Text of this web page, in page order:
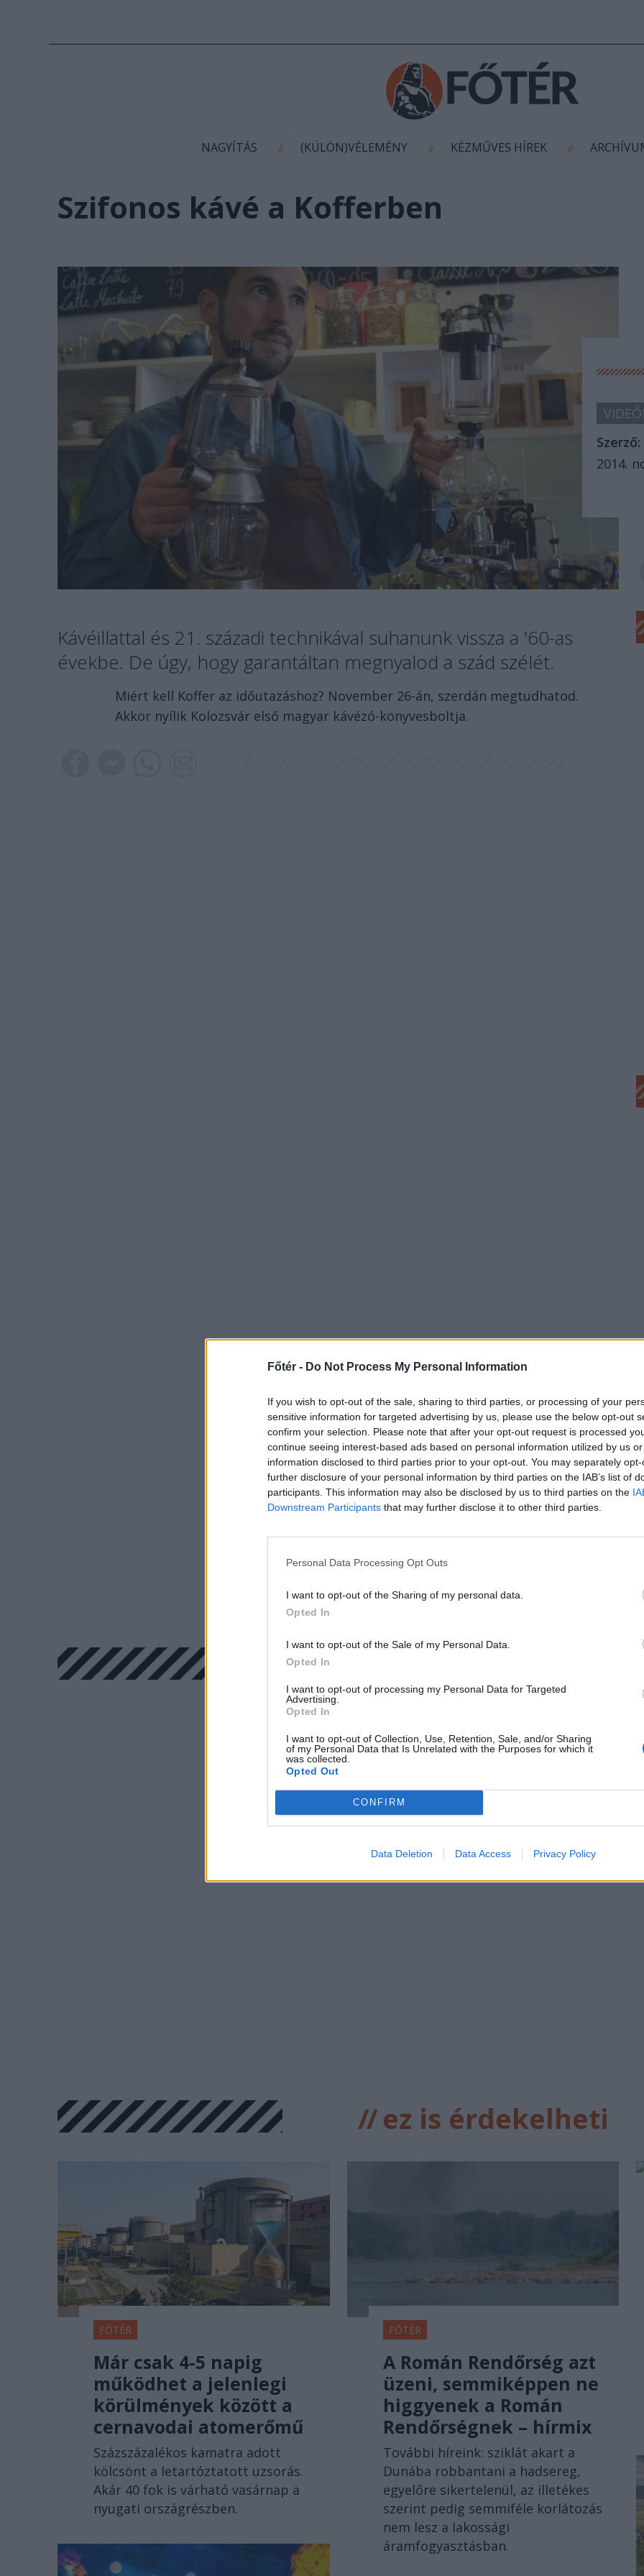
Főtér - Do Not Process My Personal Information
If you wish to opt-out of the sale, sharing to third parties, or processing of your
sensitive information for targeted advertising by us, please use the below opt-out
confirm your selection. Please note that after your opt-out request is processed
continue seeing interest-based ads based on personal information utilized by us
information disclosed to third parties prior to your opt-out. You may separately
further disclosure of your personal information by third parties on the IAB’s list of
participants. This information may also be disclosed by us to third parties on the
Downstream Participants that may further disclose it to other third parties.
Personal Data Processing Opt Outs
I want to opt-out of the Sharing of my personal data.
Opted In
I want to opt-out of the Sale of my Personal Data.
Opted In
I want to opt-out of processing my Personal Data for Targeted
Advertising.
Opted In
I want to opt-out of Collection, Use, Retention, Sale, and/or Sharing
of my Personal Data that Is Unrelated with the Purposes for which it
was collected.
Opted Out
CONFIRM
Data Deletion Data Access Privacy Policy
NAGYÍTÁS // (KÜLÖN)VÉLEMÉNY // KÉZMŰVES HÍREK //
Szifonos kávé a Kofferben
Szerző:
2014.
Kávéillattal és 21. századi technikával suhanunk vissza a '60-as
évekbe. De úgy, hogy garantáltan megnyalod a szád szélét.
Miért kell Koffer az időutazáshoz? November 26-án, szerdán megtudhatod.
Akkor nyílik Kolozsvár első magyar kávézó-könyvesboltja.
//ez is érdekelheti
FŐTÉR
Már csak 4-5 napig
működhet a jelenlegi
körülmények között a
cernavodai atomerőmű
Százszázalékos kamatra adott
kölcsönt a letartóztatott uzsorás.
Akár 40 fok is várható vasárnap a
nyugati országrészben.
FŐTÉR
A Román Rendőrség azt
üzeni, semmiképpen ne
higgyenek a Román
Rendőrségnek – hírmix
További híreink: sziklát akart a
Dunába robbantani a hadsereg,
egyelőre sikertelenül, az illetékes
szerint pedig semmiféle korlátozás
nem lesz a lakossági
áramfogyasztásban.